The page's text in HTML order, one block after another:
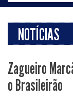
NOTÍCIAS
Zagueiro
o Brasileirão